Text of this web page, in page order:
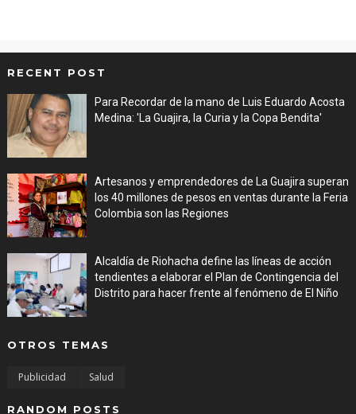
RECENT POST
Para Recordar de la mano de Luis Eduardo Acosta
Medina: 'La Guajira, la Curia y la Copa Bendita'
Artesanos y emprendedores de La Guajira superan
los 40 millones de pesos en ventas durante la Feria
Colombia son las Regiones
Alcaldía de Riohacha define las líneas de acción
tendientes a elaborar el Plan de Contingencia del
Distrito para hacer frente al fenómeno de El Niño
OTROS TEMAS
Publicidad Salud
RANDOM POSTS